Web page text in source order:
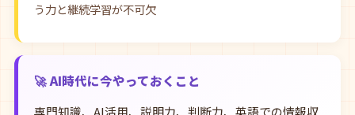
う力と継続学習が不可欠
🚀 AI時代に今やっておくこと
専門知識、AI活用、説明力、判断力、英語での情報収